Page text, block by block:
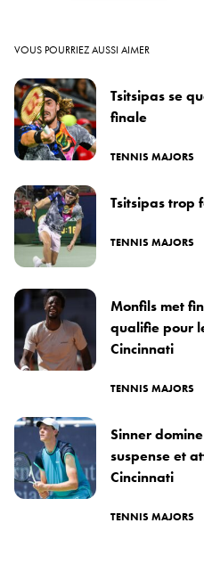
VOUS POURRIEZ AUSSI AIMER
Tsitsipas se
finale
TENNIS MAJORS
Tsitsipas trop
TENNIS MAJORS
Monfils met
qualifie pour
Cincinnati
TENNIS MAJORS
Sinner
suspense et
Cincinnati
TENNIS MAJORS